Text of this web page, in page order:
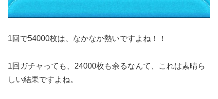
1回で54000枚は、なかなか熱いですよね！！
1回ガチャっても、24000枚も余るなんて、これは素晴ら
しい結果ですよね。